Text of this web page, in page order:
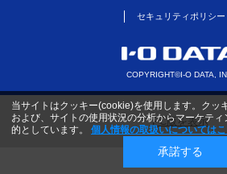
セキュリティポリシー
COPYRIGHT©I-O DATA,
当サイトはクッキー(cookie)を使用します。クッ
および、サイトの使用状況の分析からマーケテ
的としています。
個人情報の取扱いについては
承諾する
PC版を表示